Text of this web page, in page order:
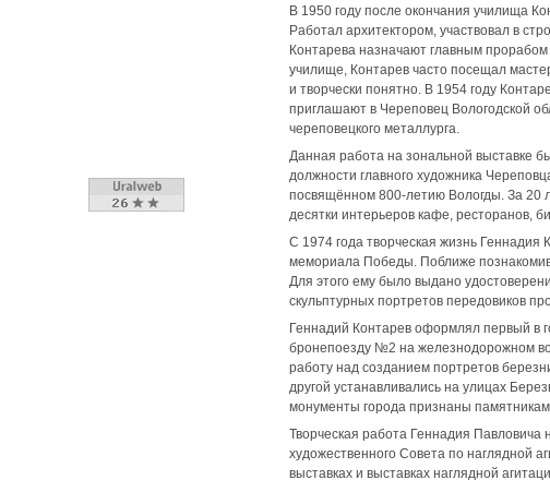
В 1950 году после окончания училища
Работал архитектором, участвовал в
Контарева назначают главным
училище, Контарев часто посещал
и творчески понятно. В 1954 году
приглашают в Череповец Вологодской
череповецкого металлурга.
Данная работа на зональной выставке
должности главного художника
посвящённом 800-летию Вологды. За 20
десятки интерьеров кафе, ресторанов,
С 1974 года творческая жизнь
мемориала Победы. Поближе
Для этого ему было выдано
скульптурных портретов передовиков
Геннадий Контарев оформлял первый в
бронепоезду №2 на железнодорожном
работу над созданием портретов
другой устанавливались на улицах
монументы города признаны
Творческая работа Геннадия
художественного Совета по наглядной
выставках и выставках наглядной